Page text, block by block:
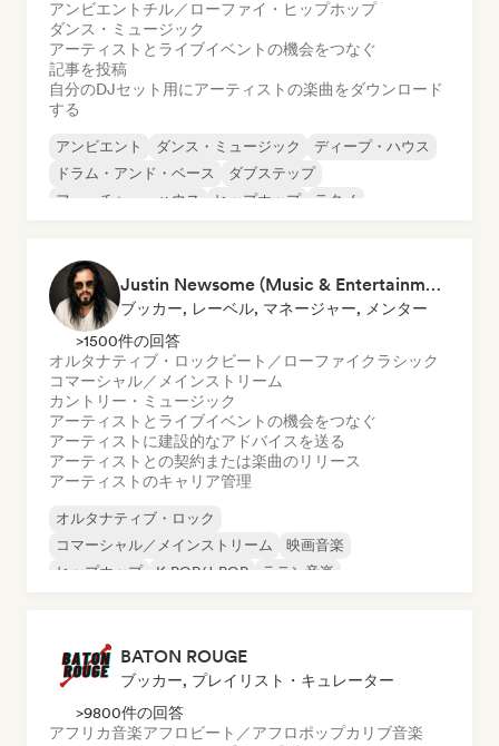
アンビエント チル／ローファイ・ヒップホップ
ダンス・ミュージック
アーティストとライブイベントの機会をつなぐ
記事を投稿
自分のDJセット用にアーティストの楽曲をダウンロード
する
アンビエント ダンス・ミュージック
ディープ・ハウス
ドラム・アンド・ベース
ダブステップ
フューチャー・ハウス
ヒップホップ テクノ
Justin Newsome (Music & Entertainment Executive | A&R, Artist Development & Partnerships | Applied AI & Systems Strategy)
ブッカー, レーベル, マネージャー, メンター
>1500件の回答
オルタナティブ・ロック ビート／ローファイクラシック
コマーシャル／メインストリーム
カントリー・ミュージック
アーティストとライブイベントの機会をつなぐ
アーティストに建設的なアドバイスを送る
アーティストとの契約または楽曲のリリース
アーティストのキャリア管理
オルタナティブ・ロック
コマーシャル／メインストリーム
映画音楽
ヒップホップ
K-POP/J-POP
ラテン音楽
BATON ROUGE
ブッカー, プレイリスト・キュレーター
>9800件の回答
アフリカ音楽アフロビート／アフロポップカリブ音楽